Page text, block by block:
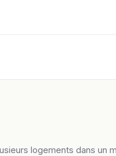
logements dans un